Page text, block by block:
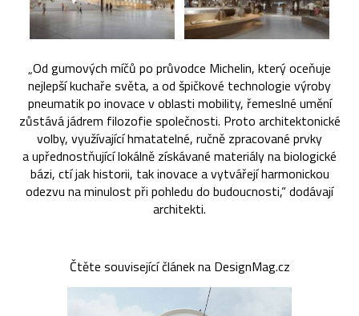
„Od gumových míčů po průvodce Michelin, který oceňuje
nejlepší kuchaře světa, a od špičkové technologie výroby
pneumatik po inovace v oblasti mobility, řemeslné umění
zůstává jádrem filozofie společnosti. Proto architektonické
volby, využívající hmatatelné, ručně zpracované prvky
a upřednostňující lokálně získávané materiály na biologické
bázi, ctí jak historii, tak inovace a vytvářejí harmonickou
odezvu na minulost při pohledu do budoucnosti,“ dodávají
architekti.
Čtěte související článek na DesignMag.cz